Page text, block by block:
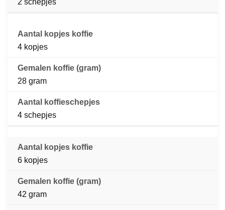
2 schepjes
4 kopjes
28 gram
4 schepjes
6 kopjes
42 gram